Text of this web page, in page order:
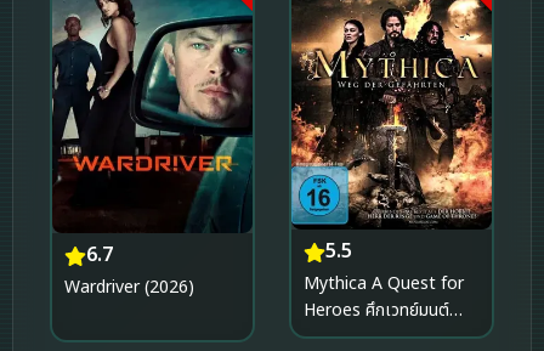
6.7
Wardriver (2026)
5.5
Mythica A Quest for
Heroes ศึกเวทย์มนต์
พิทักษ์แดนมหัศจรรย์